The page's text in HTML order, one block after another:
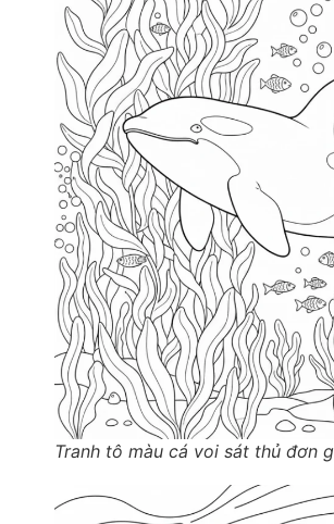
Tranh tô màu cá voi sát thủ đơn